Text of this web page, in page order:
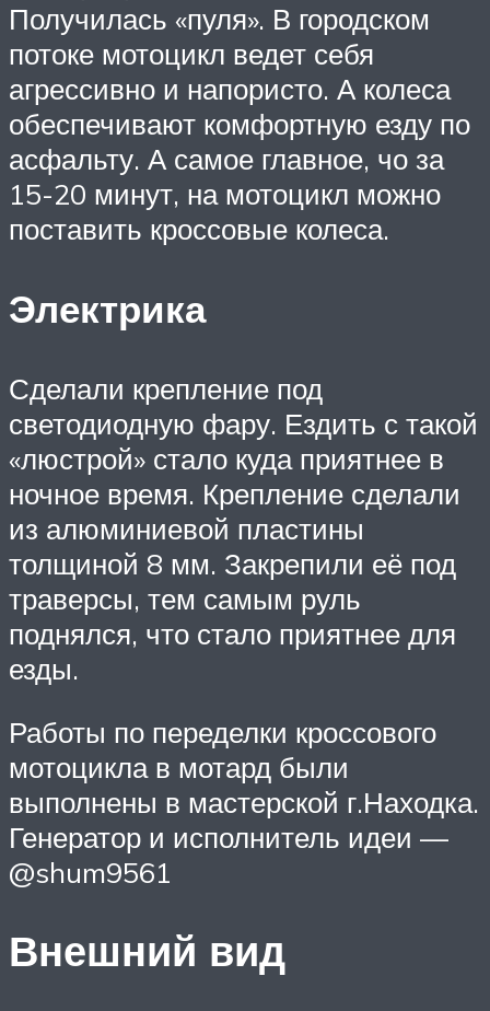
Получилась «пуля». В городском
потоке мотоцикл ведет себя
агрессивно и напористо. А колеса
обеспечивают комфортную езду по
асфальту. А самое главное, чо за
15-20 минут, на мотоцикл можно
поставить кроссовые колеса.
Электрика
Сделали крепление под
светодиодную фару. Ездить с такой
«люстрой» стало куда приятнее в
ночное время. Крепление сделали
из алюминиевой пластины
толщиной 8 мм. Закрепили её под
траверсы, тем самым руль
поднялся, что стало приятнее для
езды.
Работы по переделки кроссового
мотоцикла в мотард были
выполнены в мастерской г.Находка.
Генератор и исполнитель идеи —
@shum9561
Внешний вид